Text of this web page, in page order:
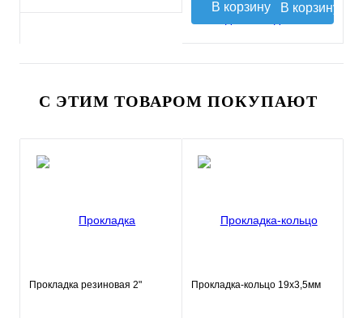
В корзину
С ЭТИМ ТОВАРОМ ПОКУПАЮТ
Прокладка резиновая 2" Прокладка-кольцо 19х3,5мм